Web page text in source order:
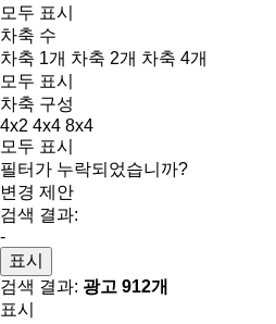
모두 표시
차축 수
차축 1개 차축 2개 차축 4개
모두 표시
차축 구성
4x2 4x4 8x4
모두 표시
필터가 누락되었습니까?
변경 제안
검색 결과:
-
표시
검색 결과: 광고 912개
표시